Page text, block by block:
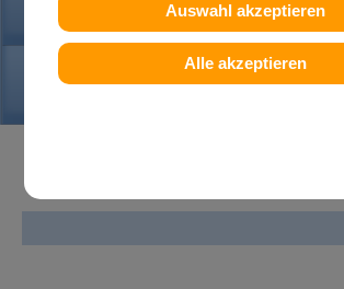
Auswahl akzeptieren
Alle akzeptieren
KONTAKT